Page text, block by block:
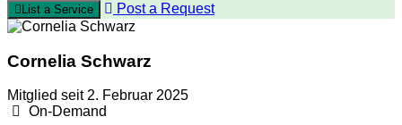
List a Service Post a Request
Cornelia Schwarz
Mitglied seit 2. Februar 2025
On-Demand